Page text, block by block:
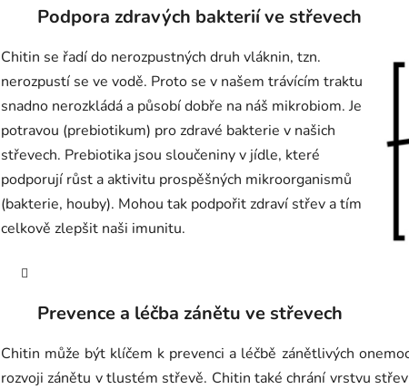
Podpora zdravých bakterií ve střevech
Chitin se řadí do nerozpustných druh vláknin, tzn.
nerozpustí se ve vodě. Proto se v našem trávícím traktu
snadno nerozkládá a působí dobře na náš mikrobiom. Je
potravou (prebiotikum) pro zdravé bakterie v našich
střevech. Prebiotika jsou sloučeniny v jídle, které
podporují růst a aktivitu prospěšných mikroorganismů
(bakterie, houby). Mohou tak podpořit zdraví střev a tím
celkově zlepšit naši imunitu.
Prevence a léčba zánětu ve střevech
Chitin může být klíčem k prevenci a léčbě zánětlivých
rozvoji zánětu v tlustém střevě. Chitin také chrání vrstvu